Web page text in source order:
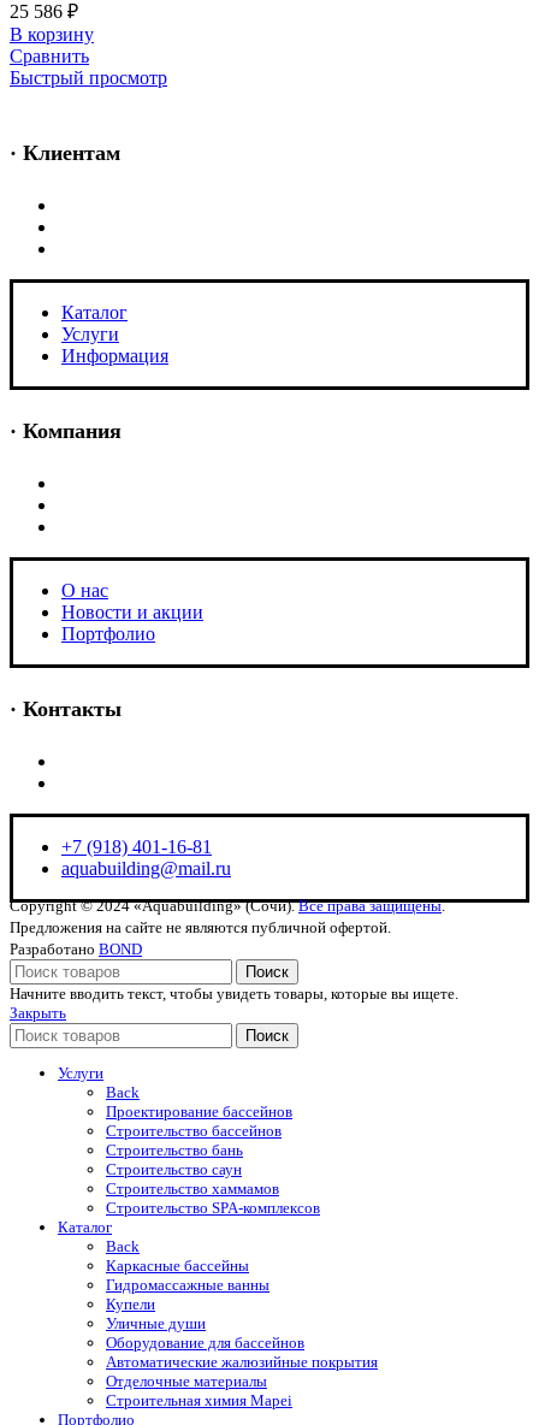
25 586 ₽
В корзину
Сравнить
Быстрый просмотр
· Клиентам
Каталог
Услуги
Информация
· Компания
O нас
Новости и акции
Портфолио
· Контакты
+7 (918) 401-16-81
aquabuilding@mail.ru
Copyright © 2024 «Aquabuilding» (Сочи).Все права защищены.
Предложения на сайте не являются публичной офертой.
Разработано BOND
Поиск
Начните вводить текст, чтобы увидеть товары, которые вы ищете.
Закрыть
Поиск
Услуги
Back
Проектирование бассейнов
Строительство бассейнов
Строительство бань
Строительство саун
Строительство хаммамов
Строительство SPA-комплексов
Каталог
Back
Каркасные бассейны
Гидромассажные ванны
Купели
Уличные души
Оборудование для бассейнов
Автоматические жалюзийные покрытия
Отделочные материалы
Строительная химия Mapei
Портфолио